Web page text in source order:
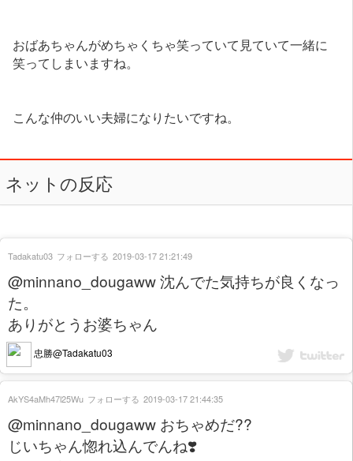
おばあちゃんがめちゃくちゃ笑っていて見ていて一緒に
笑ってしまいますね。
こんな仲のいい夫婦になりたいですね。
ネットの反応
@minnano_dougaww 沈んでた気持ちが良くなっ
た。
ありがとうお婆ちゃん
忠勝@Tadakatu03
Tadakatu03 フォローする 2019-03-17 21:21:49
@minnano_dougaww おちゃめだ??
じいちゃん惚れ込んでんね❣️
AkYS4aMh47l25Wu フォローする 2019-03-17 21:44:35